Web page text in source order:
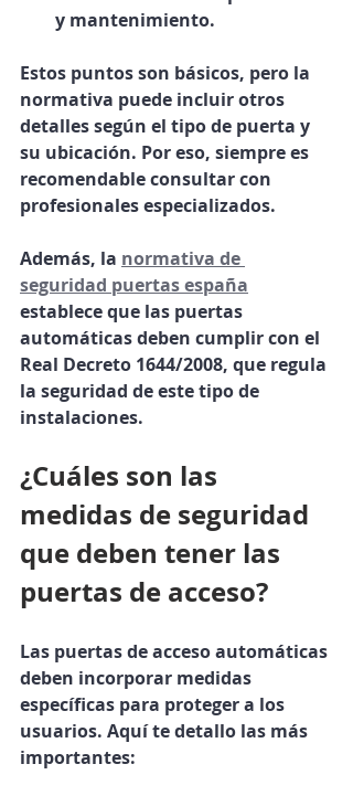
y mantenimiento.
Estos puntos son básicos, pero la
normativa puede incluir otros
detalles según el tipo de puerta y
su ubicación. Por eso, siempre es
recomendable consultar con
profesionales especializados.
Además, la normativa de
seguridad puertas españa
establece que las puertas
automáticas deben cumplir con el
Real Decreto 1644/2008, que regula
la seguridad de este tipo de
instalaciones.
¿Cuáles son las
medidas de seguridad
que deben tener las
puertas de acceso?
Las puertas de acceso automáticas
deben incorporar medidas
específicas para proteger a los
usuarios. Aquí te detallo las más
importantes: